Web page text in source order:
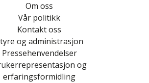
Om oss
Vår politikk
Kontakt oss
og administrasjon
Pressehenvendelser
og
erfaringsformidling